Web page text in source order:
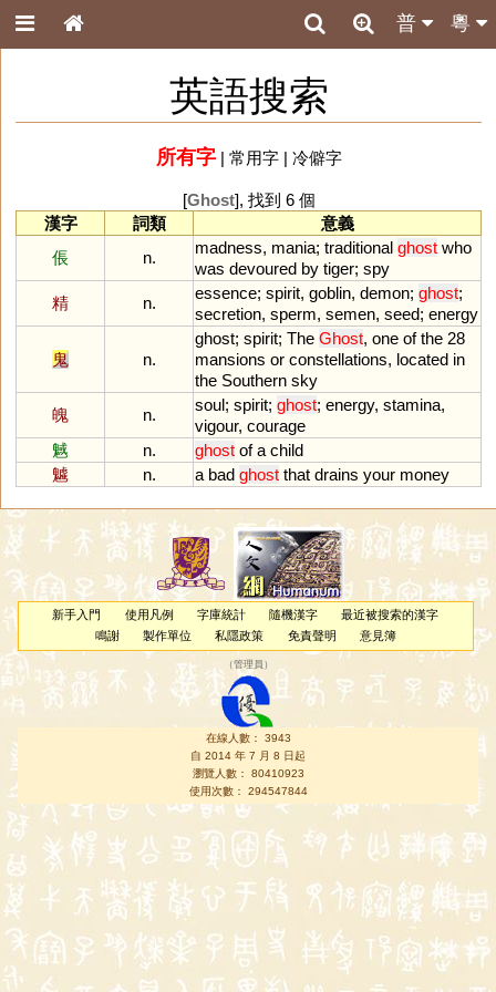
粵
普
英語搜索
所有字| 常用字| 冷僻字
[Ghost], 找到 6 個
漢字
詞類
意義
倀
n.
madness, mania; traditional ghost who
was devoured by tiger; spy
精
n.
essence; spirit, goblin, demon; ghost;
secretion, sperm, semen, seed; energy
鬼 n.
ghost; spirit; The Ghost, one of the 28
mansions or constellations, located in
the Southern sky
魄
n.
soul; spirit; ghost; energy, stamina,
vigour, courage
魊
n. ghost of a child
魖
n. a bad ghost that drains your money
新手入門 使用凡例 字庫統計 隨機漢字
最近被搜索的漢字
鳴謝
製作單位 私隱政策 免責聲明 意見簿
（管理員 ）
在線人數： 3943
自 2014 年 7 月 8 日起
瀏覽人數： 80410923
使用次數： 294547844